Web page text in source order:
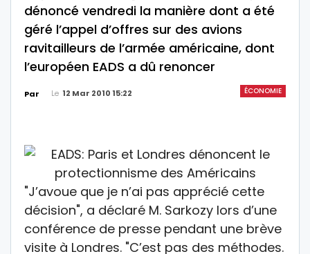
dénoncé vendredi la manière dont a été
géré l’appel d’offres sur des avions
ravitailleurs de l’armée américaine, dont
l’européen EADS a dû renoncer
ÉCONOMIE
Par Le 12 Mar 2010 15:22
"J’avoue que je n’ai pas apprécié cette
décision", a déclaré M. Sarkozy lors d’une
conférence de presse pendant une brève
visite à Londres. "C’est pas des méthodes.